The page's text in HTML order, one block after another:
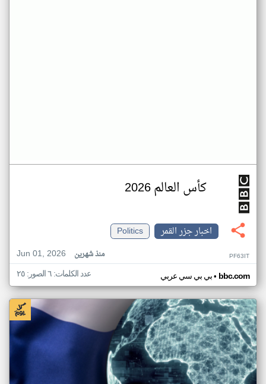
كأس العالم 2026
اخبار جزر القمر
Politics
Jun 01, 2026
منذ شهرين PF63IT
بي بي سي عربي• bbc.com عدد الكلمات: ٦ الصور: ٢٥